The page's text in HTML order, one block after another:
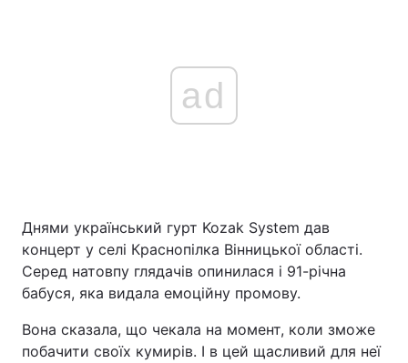
Головна Війна
Україна Політика
Спорт Наука
ad
Днями український гурт Kozak System дав
концерт у селі Краснопілка Вінницької області.
Серед натовпу глядачів опинилася і 91-річна
бабуся, яка видала емоційну промову.
Вона сказала, що чекала на момент, коли зможе
побачити своїх кумирів. І в цей щасливий для неї